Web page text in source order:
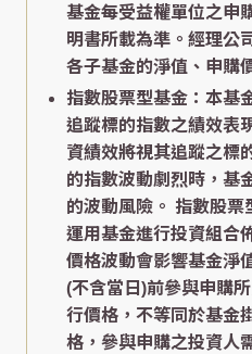
基金每受益權單位之申
明書所載為準。經理公
各子基金的淨值、申購
指數股票型基金：本基
追蹤標的指數之績效表
資績效將視其追蹤之標
的指數波動劇烈時，基
的波動風險。 指數股
運用基金進行投資組合
價格波動會影響基金淨
(不含當日)前參與申購
行價格，不等同於基金
格，參與申購之投資人